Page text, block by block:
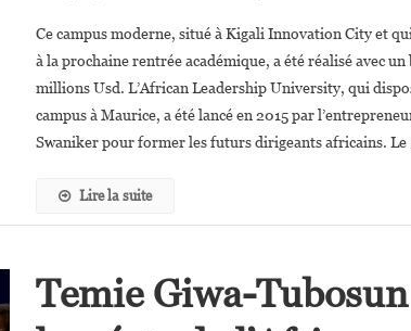
Ce campus moderne, situé à Kigali Innovation City et
à la prochaine rentrée académique, a été réalisé avec un
millions Usd. L’African Leadership University, qui
campus à Maurice, a été lancé en 2015 par
Swaniker pour former les futurs dirigeants africains.
Lire la suite
Temie Giwa-Tubosun